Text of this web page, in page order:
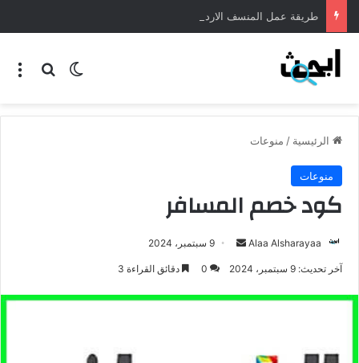
طريقة عمل المنسف الاردني
الرئيسية / منوعات
منوعات
كود خصم المسافر
Alaa Alsharayaa 9 سبتمبر، 2024
آخر تحديث: 9 سبتمبر، 2024 0 دقائق القراءة 3